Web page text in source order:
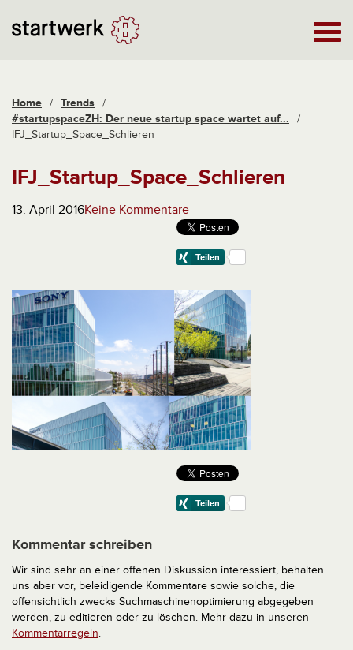
Home / Trends /
#startupspaceZH: Der neue startup space wartet auf...
/
IFJ_Startup_Space_Schlieren
IFJ_Startup_Space_Schlieren
13. April 2016Keine Kommentare
Kommentar schreiben
Wir sind sehr an einer offenen Diskussion interessiert, behalten
uns aber vor, beleidigende Kommentare sowie solche, die
offensichtlich zwecks Suchmaschinenoptimierung abgegeben
werden, zu editieren oder zu löschen. Mehr dazu in unseren
Kommentarregeln.